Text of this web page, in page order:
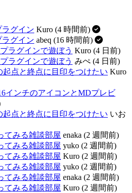
グイン Kuro (4 時間前)
グイン abeq (16 時間前)
ラグインで遊ぼう Kuro (4 日前)
ラグインで遊ぼう みぺ (4 日前)
起点と終点に目印をつけたい Kuro
インチのアイコンとMDプレビ
起点と終点に目印をつけたい いお
てみる雑談部屋 enaka (2 週間前)
てみる雑談部屋 yuko (2 週間前)
てみる雑談部屋 Kuro (2 週間前)
てみる雑談部屋 yuko (2 週間前)
てみる雑談部屋 enaka (2 週間前)
てみる雑談部屋 Kuro (2 週間前)